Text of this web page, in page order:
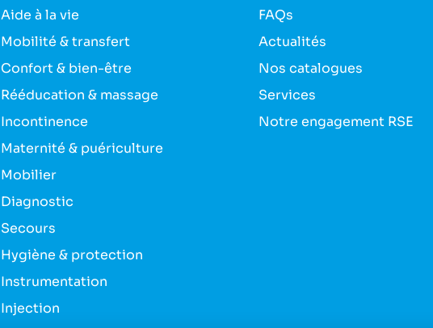
Aide à la vie
Mobilité & transfert
Confort & bien-être
Rééducation & massage
Incontinence
Maternité & puériculture
Mobilier
Diagnostic
Secours
Hygiène & protection
Instrumentation
Injection
FAQs
Actualités
Nos catalogues
Services
Notre engagement RSE